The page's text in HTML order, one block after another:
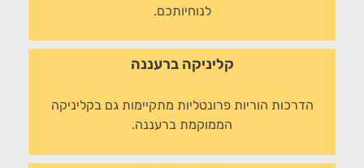
לנוחיותכם.
קליניקה ברעננה
הדרכות הוריות פרונטליות מתקיימות גם בקליניקה
הממוקמת ברעננה.